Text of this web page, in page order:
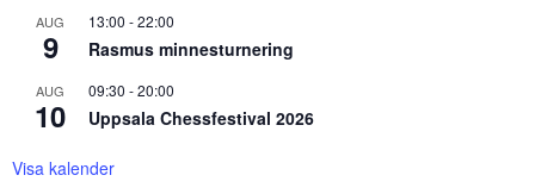
AUG
9
13:00 -22:00
Rasmus minnesturnering
AUG
10
09:30 -20:00
Uppsala Chessfestival 2026
Visa kalender